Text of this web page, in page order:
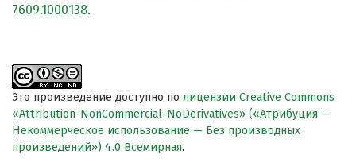
7609.1000138.
Это произведение доступно по лицензии Creative Commons
«Attribution-NonCommercial-NoDerivatives» («Атрибуция —
Некоммерческое использование — Без производных
произведений») 4.0 Всемирная.